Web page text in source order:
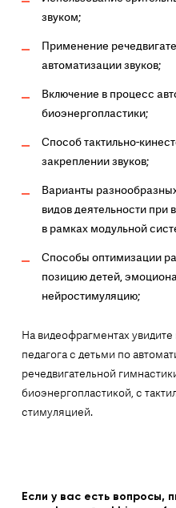
звуком;
Применение
автоматизации звуков;
Включение в процесс
биоэнергопластики;
Способ тактильно-
закреплении звуков;
Варианты
видов деятельности при
в рамках модульной
Способы оптимизации
позицию детей,
нейростимуляцию;
На видеофрагментах
педагога с детьми по
речедвигательной
биоэнергопластикой, с
стимуляцией.
Если у вас есть вопросы,